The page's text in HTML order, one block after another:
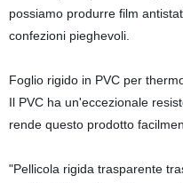
possiamo produrre film
confezioni pieghevoli.
Foglio rigido in PVC per
Il PVC ha un'eccezionale
rende questo prodotto
"Pellicola rigida trasparente